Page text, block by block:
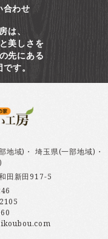
合わせ
は、
美しさを
先にある
す。
地域) ・ 埼玉県(一部地域) ・
田新田917-5